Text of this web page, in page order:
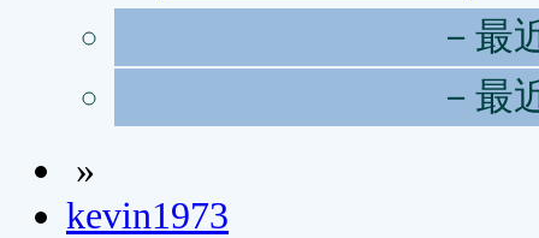
－最
－最
»
kevin1973